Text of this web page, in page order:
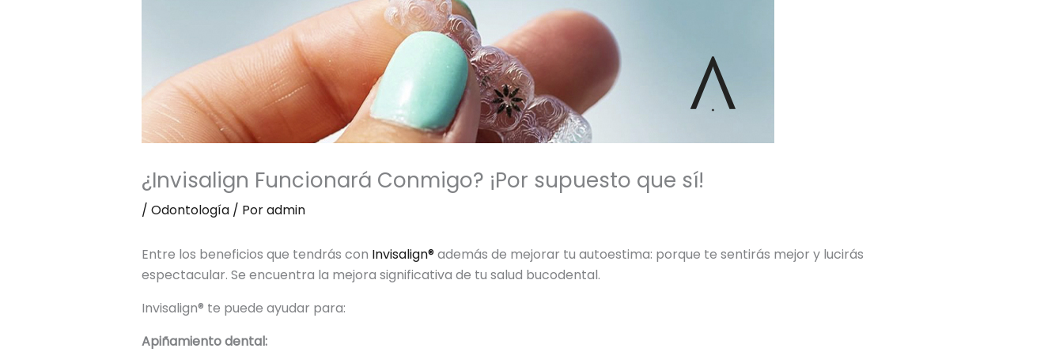
¿Invisalign Funcionará Conmigo? ¡Por supuesto que sí!
/ Odontología/ Poradmin
Entre los beneficios que tendrás con Invisalign®además de mejorar tu autoestima: porque te sentirás mejor y lucirás
espectacular. Se encuentra la mejora significativa de tu salud bucodental.
Invisalign® te puede ayudar para:
Apiñamiento dental: